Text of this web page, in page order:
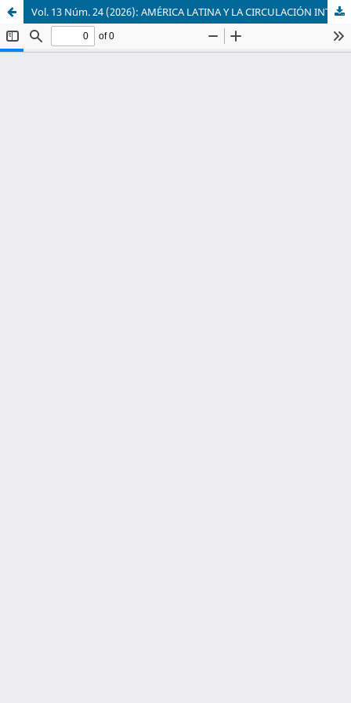
Vol. 13 Núm. 24 (2026): AMÉRICA LATINA Y LA CIRCULACIÓN INTERNACIONAL DE SABERES, MODELOS, POLÍTICAS Y PROYECTOS URBANOS, DESDE LA SEGUNDA POSGUERRA Y HASTA LA ACTUALIDAD